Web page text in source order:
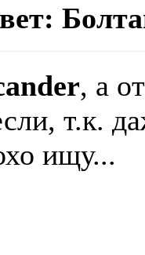
, а
т.к.
ищу...